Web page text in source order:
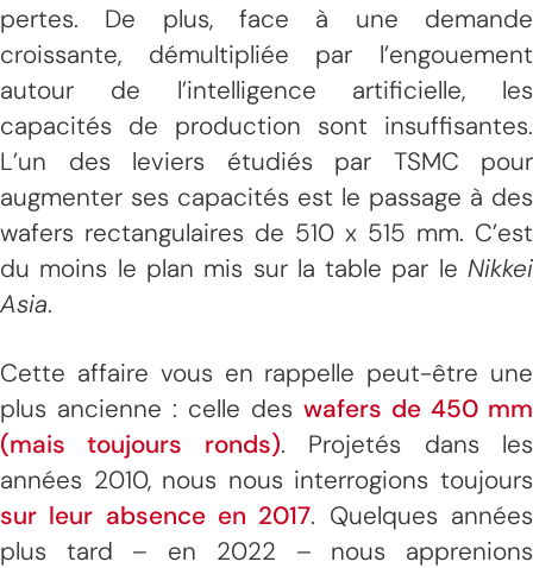
pertes. De plus, face à une demande
croissante, démultipliée par l’engouement
autour de l’intelligence artificielle, les
capacités de production sont insuffisantes.
L’un des leviers étudiés par TSMC pour
augmenter ses capacités est le passage à des
wafers rectangulaires de 510 x 515 mm. C’est
du moins le plan mis sur la table par le Nikkei
Asia.
Cette affaire vous en rappelle peut-être une
plus ancienne : celle des wafers de 450 mm
(mais toujours ronds). Projetés dans les
années 2010, nous nous interrogions toujours
sur leur absence en 2017. Quelques années
plus tard – en 2022 – nous apprenions